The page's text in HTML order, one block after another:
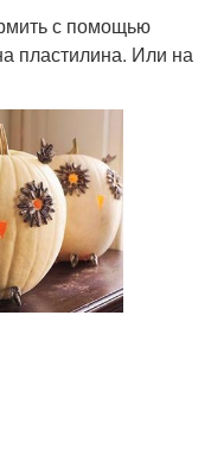
с помощью
пластилина. Или на